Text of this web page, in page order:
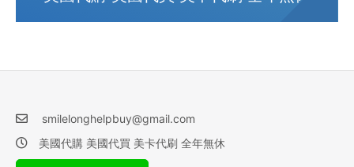
smilelonghelpbuy@gmail.com
美國代購 美國代買 美卡代刷 全年無休